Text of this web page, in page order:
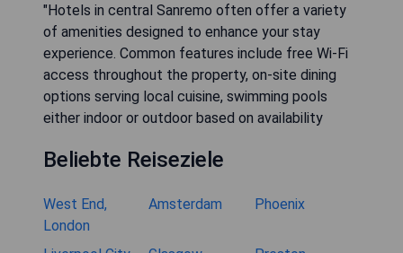
"Hotels in central Sanremo often offer a variety
of amenities designed to enhance your stay
experience. Common features include free Wi-Fi
access throughout the property, on-site dining
options serving local cuisine, swimming pools
either indoor or outdoor based on availability
Beliebte Reiseziele
West End,
London
Amsterdam Phoenix